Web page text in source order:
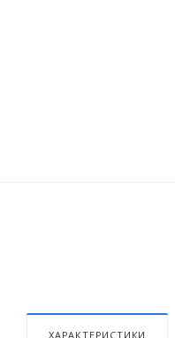
ХАРАКТЕРИСТИКИ